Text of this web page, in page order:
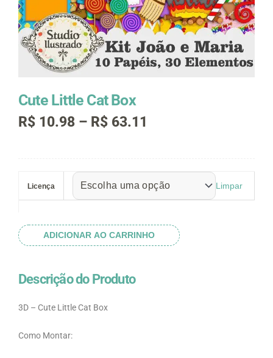
Cute Little Cat Box
R$ 10.98 – R$ 63.11
através
R$ 63.11
Licença Limpar
Cat
ADICIONAR AO CARRINHO
Descrição do Produto
3D – Cute Little Cat Box
Como Montar: